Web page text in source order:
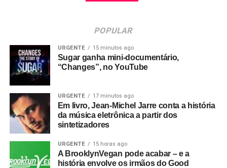
POPULAR
URGENTE 15 minutos ago
Sugar ganha mini-documentário,
“Changes”, no YouTube
URGENTE 17 minutos ago
Em livro, Jean-Michel Jarre conta a história
da música eletrônica a partir dos
sintetizadores
URGENTE 15 horas ago
A BrooklynVegan pode acabar – e a
história envolve os irmãos do Good